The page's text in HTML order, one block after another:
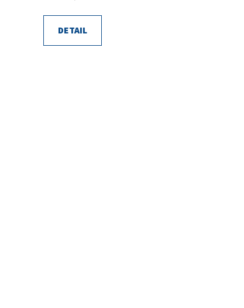
DETAIL